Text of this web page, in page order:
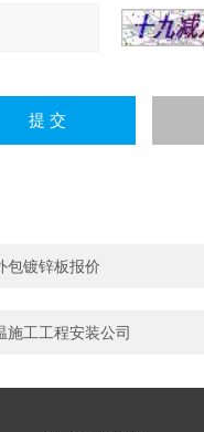
包镀锌板报价
施工工程安装公司